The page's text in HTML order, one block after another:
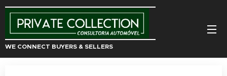
WE CONNECT BUYERS & SELLERS